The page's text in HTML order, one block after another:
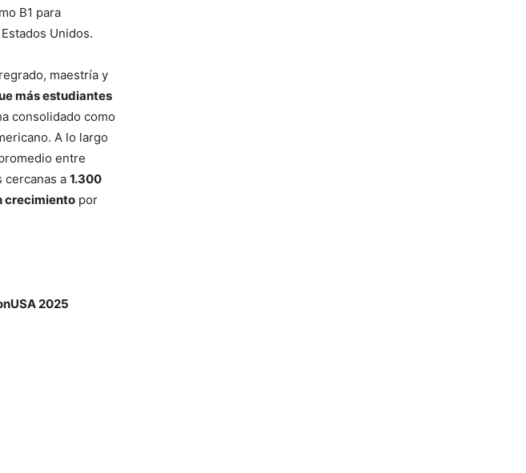
B1 para
Unidos.
maestría y
más estudiantes
consolidado como
A lo largo
entre
cercanas a 1.300
crecimiento por
2025